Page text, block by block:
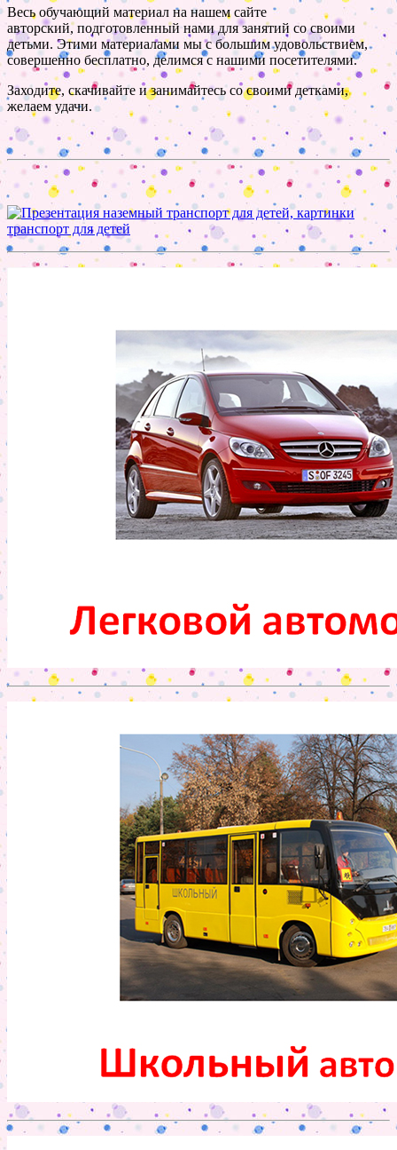
Весь обучающий материал на нашем сайте
авторский, подготовленный нами для занятий со своими
детьми. Этими материалами мы с большим удовольствием,
совершенно бесплатно, делимся с нашими посетителями.
Заходите, скачивайте и занимайтесь со своими детками,
желаем удачи.